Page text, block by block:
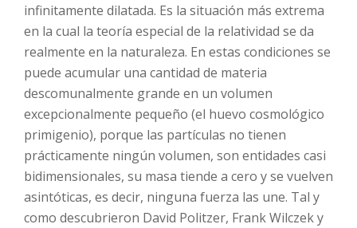
infinitamente dilatada. Es la situación más extrema
en la cual la teoría especial de la relatividad se da
realmente en la naturaleza. En estas condiciones se
puede acumular una cantidad de materia
descomunalmente grande en un volumen
excepcionalmente pequeño (el huevo cosmológico
primigenio), porque las partículas no tienen
prácticamente ningún volumen, son entidades casi
bidimensionales, su masa tiende a cero y se vuelven
asintóticas, es decir, ninguna fuerza las une. Tal y
como descubrieron David Politzer, Frank Wilczek y